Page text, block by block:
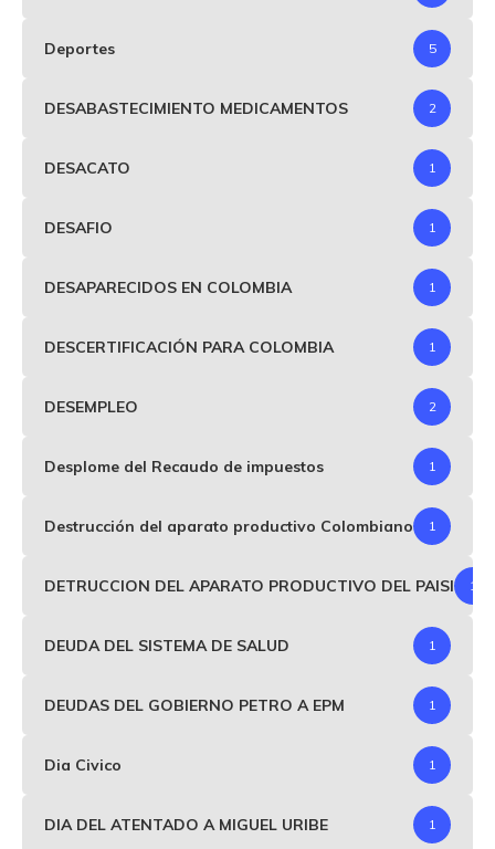
Deportes 5
DESABASTECIMIENTO MEDICAMENTOS 2
DESACATO 1
DESAFIO 1
DESAPARECIDOS EN COLOMBIA 1
DESCERTIFICACIÓN PARA COLOMBIA 1
DESEMPLEO 2
Desplome del Recaudo de impuestos 1
Destrucción del aparato productivo Colombiano 1
DETRUCCION DEL APARATO PRODUCTIVO DEL PAISI 1
DEUDA DEL SISTEMA DE SALUD 1
DEUDAS DEL GOBIERNO PETRO A EPM 1
Dia Civico 1
DIA DEL ATENTADO A MIGUEL URIBE 1